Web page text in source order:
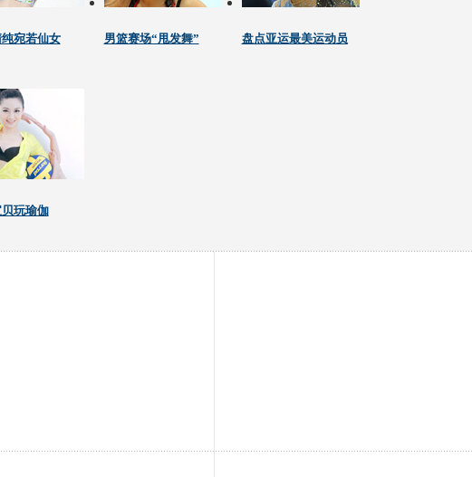
宛若仙女 男篮赛场“甩发舞” 盘点亚运最美运动员
玩瑜伽